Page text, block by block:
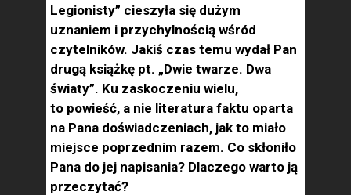
Legionisty” cieszyła się dużym
uznaniem i przychylnością wśród
czytelników. Jakiś czas temu wydał Pan
drugą książkę pt. „Dwie twarze. Dwa
światy”. Ku zaskoczeniu wielu,
to powieść, a nie literatura faktu oparta
na Pana doświadczeniach, jak to miało
miejsce poprzednim razem. Co skłoniło
Pana do jej napisania? Dlaczego warto ją
przeczytać?